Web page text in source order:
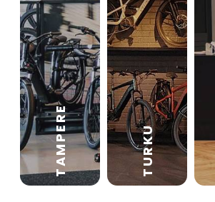
TAMPERE TURKU